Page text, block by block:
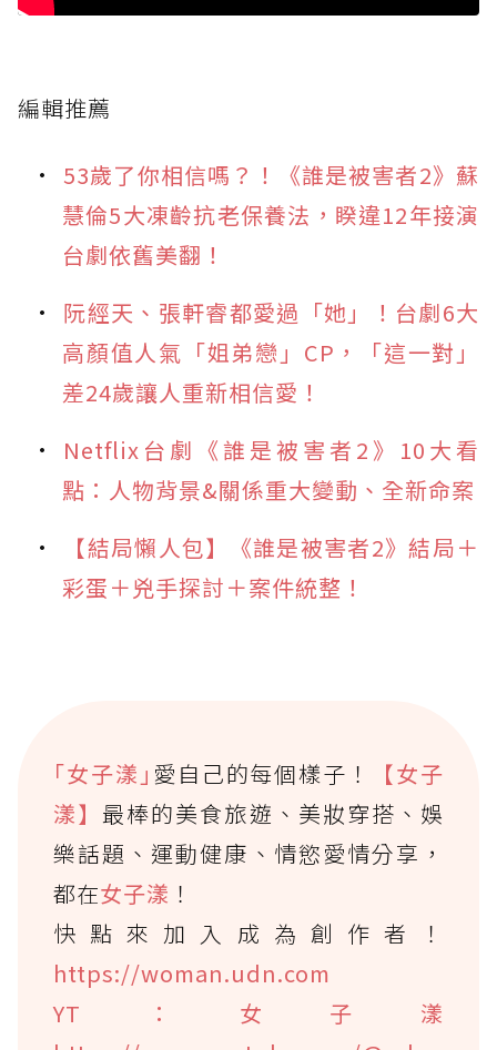
編輯推薦
53歲了你相信嗎？！《誰是被害者2》蘇
慧倫5大凍齡抗老保養法，睽違12年接演
台劇依舊美翻！
阮經天、張軒睿都愛過「她」！台劇6大
高顏值人氣「姐弟戀」CP，「這一對」
差24歲讓人重新相信愛！
Netflix台劇《誰是被害者2》10大看
點：人物背景&關係重大變動、全新命案
【結局懶人包】《誰是被害者2》結局＋
彩蛋＋兇手探討＋案件統整！
｢女子漾｣ 愛自己的每個樣子！
【女子
漾】 最棒的美食旅遊、美妝穿搭、娛
樂話題、運動健康、情慾愛情分享，
都在女子漾 ！
快點來加入成為創作者！
https://woman.udn.com
YT：女子漾